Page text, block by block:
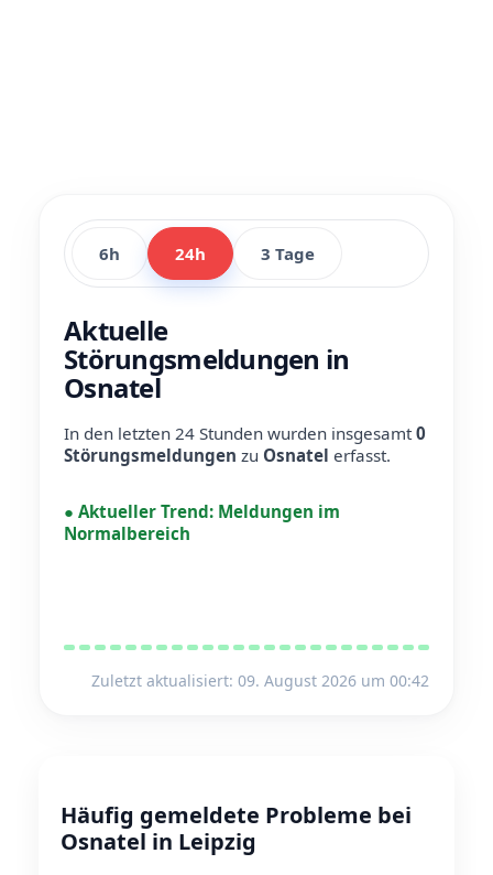
6h 24h 3 Tage
Aktuelle
Störungsmeldungen in
Osnatel
In den letzten 24 Stunden wurden insgesamt0
Störungsmeldungen zu Osnatel erfasst.
● Aktueller Trend: Meldungen im
Normalbereich
Zuletzt aktualisiert: 09. August 2026 um 00:42
Häufig gemeldete Probleme bei
Osnatel in Leipzig